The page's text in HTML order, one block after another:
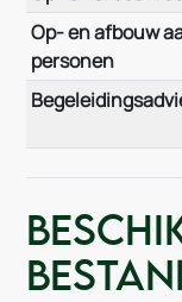
Op- en afbouw
personen